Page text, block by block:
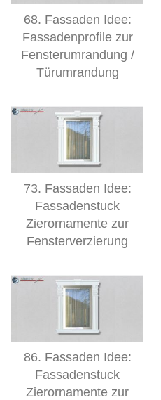
68. Fassaden Idee:
Fassadenprofile zur
Fensterumrandung /
Türumrandung
73. Fassaden Idee:
Fassadenstuck
Zierornamente zur
Fensterverzierung
86. Fassaden Idee:
Fassadenstuck
Zierornamente zur